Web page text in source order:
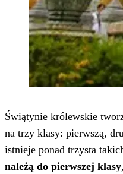
Świątynie królewskie
na trzy klasy: pierwszą,
istnieje ponad trzysta
należą do pierwszej klasy